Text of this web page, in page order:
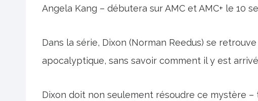
Angela Kang – débutera sur AMC et AMC+ le 10
Dans la série, Dixon (Norman Reedus) se
apocalyptique, sans savoir comment il y est
Dixon doit non seulement résoudre ce mystère